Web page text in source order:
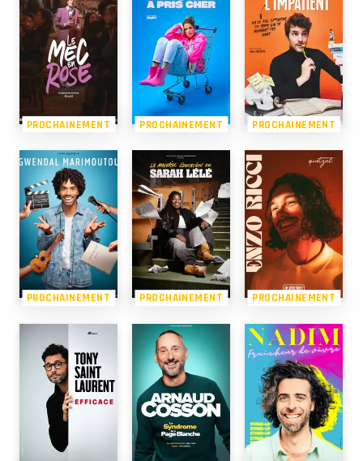
PROCHAINEMENT PROCHAINEMENT PROCHAINEMENT
PROCHAINEMENT PROCHAINEMENT PROCHAINEMENT